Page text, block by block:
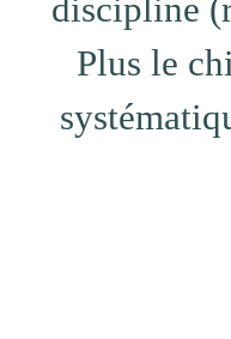
discipline
Plus le